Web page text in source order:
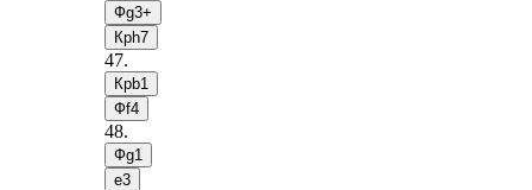
Фg3+
Крh7
47.
Крb1
Фf4
48.
Фg1
e3